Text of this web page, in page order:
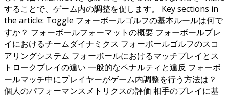
することで、ゲーム内の調整を促します。 Key sections in
the article: Toggle フォーボールゴルフの基本ルールは何で
すか？ フォーボールフォーマットの概要 フォーボールプレ
イにおけるチームダイナミクス フォーボールゴルフのスコ
アリングシステム フォーボールにおけるマッチプレイとス
トロークプレイの違い 一般的なペナルティと違反 フォーボ
ールマッチ中にプレイヤーがゲーム内調整を行う方法は？
個人のパフォーマンスメトリクスの評価 相手のプレイに基